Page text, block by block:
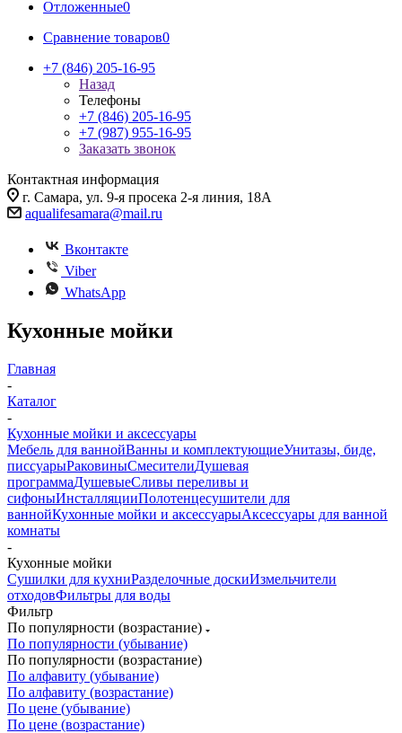
Отложенные0
Сравнение товаров0
+7 (846) 205-16-95
Назад
Телефоны
+7 (846) 205-16-95
+7 (987) 955-16-95
Заказать звонок
Контактная информация
г. Самара, ул. 9-я просека 2-я линия, 18А
aqualifesamara@mail.ru
Вконтакте
Viber
WhatsApp
Кухонные мойки
Главная
-
Каталог
-
Кухонные мойки и аксессуары
Мебель для ваннойВанны и комплектующиеУнитазы, биде,
писсуарыРаковиныСмесителиДушевая
программаДушевыеСливы переливы и
сифоныИнсталляцииПолотенцесушители для
ваннойКухонные мойки и аксессуарыАксессуары для ванной
комнаты
-
Кухонные мойки
Сушилки для кухниРазделочные доскиИзмельчители
отходовФильтры для воды
Фильтр
По популярности (возрастание)
По популярности (убывание)
По популярности (возрастание)
По алфавиту (убывание)
По алфавиту (возрастание)
По цене (убывание)
По цене (возрастание)